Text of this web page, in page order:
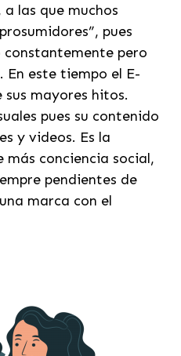
las que muchos
pues
constantemente pero
En este tiempo el E-
sus mayores hitos.
pues su contenido
y videos. Es la
más conciencia social,
pendientes de
marca con el